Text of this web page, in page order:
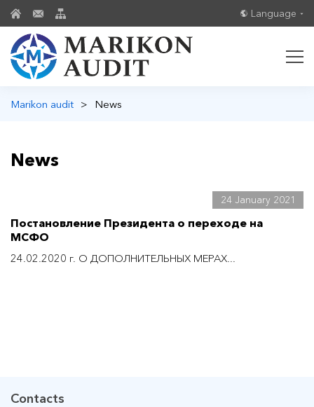
Language
Marikon audit > News
News
24 January 2021
Постановление Президента о переходе на
МСФО
24.02.2020 г. О ДОПОЛНИТЕЛЬНЫХ МЕРАХ...
Contacts